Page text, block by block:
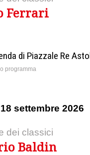
Ferrari
di Piazzale Re
programma
settembre 2026
dei classici
Baldin